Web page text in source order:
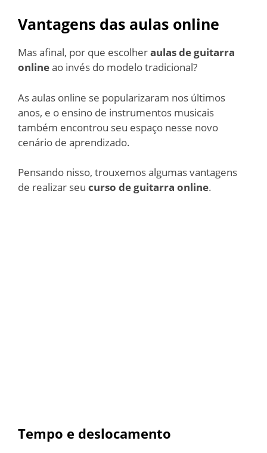
Vantagens das aulas online
Mas afinal, por que escolheraulas de guitarra
onlineao invés do modelo tradicional?
As aulas online se popularizaram nos últimos
anos, e o ensino de instrumentos musicais
também encontrou seu espaço nesse novo
cenário de aprendizado.
Pensando nisso, trouxemos algumas vantagens
de realizar seu curso de guitarra online.
Tempo e deslocamento